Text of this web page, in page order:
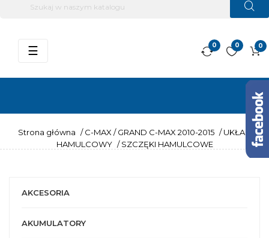
0
0
0
Przełącz
☰
Strona główna / C-MAX / GRAND C-MAX 2010-2015 / UKŁAD
HAMULCOWY / SZCZĘKI HAMULCOWE
AKCESORIA
AKUMULATORY